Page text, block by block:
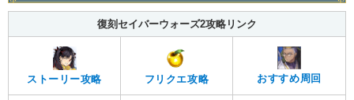
復刻セイバーウォーズ2攻略リンク
ストーリー攻略 フリクエ攻略 おすすめ周回